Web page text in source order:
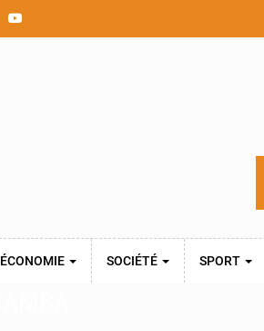
ÉCONOMIE SOCIÉTÉ SPORT